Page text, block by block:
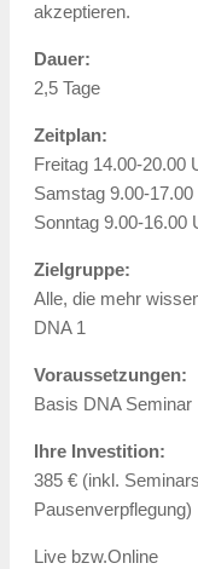
akzeptieren.
Dauer:
2,5 Tage
Zeitplan:
Freitag 14.00-20.00
Samstag 9.00-17.00
Sonntag 9.00-16.00
Zielgruppe:
Alle, die mehr
DNA 1
Voraussetzungen:
Basis DNA Seminar
Ihre Investition:
385 € (inkl.
Pausenverpflegung)
Live bzw.Online